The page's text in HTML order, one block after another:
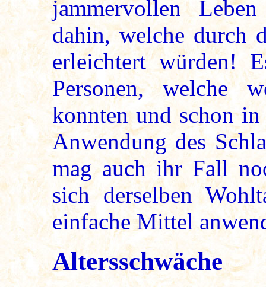
jammervollen
dahin, welche durch
erleichtert würden!
Personen, welche
konnten und schon
Anwendung des
mag auch ihr Fall
sich derselben
einfache Mittel
Altersschwäche